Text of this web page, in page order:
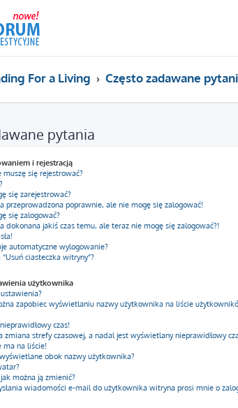
For a Living Często zadawane
pytania
i rejestracją
muszę się rejestrować?
się zarejestrować?
przeprowadzona poprawnie, ale nie mogę się zalogować!
się zalogować?
dokonana jakiś czas temu, ale teraz nie mogę się zalogować?!
automatyczne wylogowanie?
“Usuń ciasteczka witryny”?
użytkownika
zapobiec wyświetlaniu nazwy użytkownika na liście
czas!
zmiana strefy czasowej, a nadal jest wyświetlany nieprawidłowy
ma na liście!
obok nazwy użytkownika?
można ją zmienić?
wiadomości e-mail do użytkownika witryna prosi mnie o